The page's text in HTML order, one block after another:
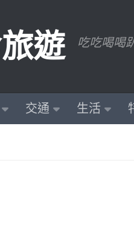
遊 吃吃喝喝
交通 生活